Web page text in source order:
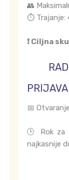
👥
⏱️ Trajanje:
❗ Ciljna
PRIJAVA
📅
🕒 Rok za
najkasnije